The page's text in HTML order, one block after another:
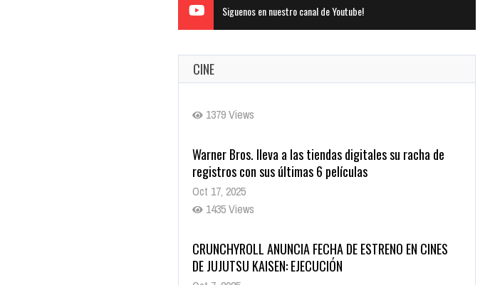
Siguenos en nuestro canal de Youtube!
CINE
Oct 17, 2025
1435 Views
Oct 7, 2025
1757 Views